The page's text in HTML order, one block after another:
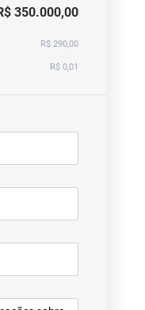
350.000,00
R$ 290,00
R$ 0,01